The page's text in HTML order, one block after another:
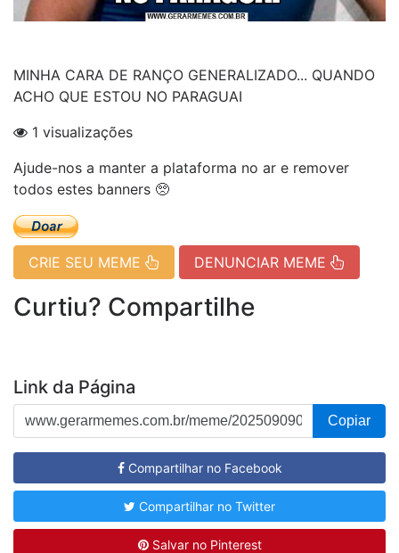
MINHA CARA DE RANÇO GENERALIZADO... QUANDO
ACHO QUE ESTOU NO PARAGUAI
1 visualizações
Ajude-nos a manter a plataforma no ar e remover
todos estes banners 🥺
CRIE SEU MEME DENUNCIAR MEME
Curtiu? Compartilhe
Link da Página
Copiar
Compartilhar no Facebook
Compartilhar no Twitter
Salvar no Pinterest